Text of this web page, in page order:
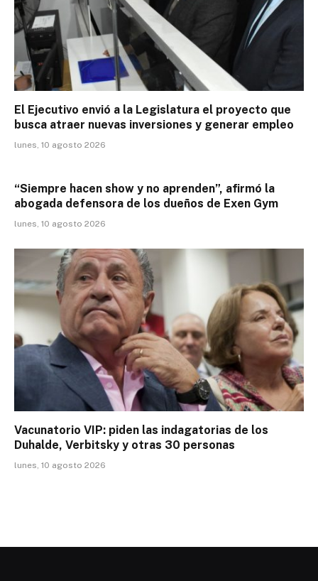
El Ejecutivo envió a la Legislatura el proyecto que
busca atraer nuevas inversiones y generar empleo
lunes, 10 agosto 2026
“Siempre hacen show y no aprenden”, afirmó la
abogada defensora de los dueños de Exen Gym
lunes, 10 agosto 2026
Vacunatorio VIP: piden las indagatorias de los
Duhalde, Verbitsky y otras 30 personas
lunes, 10 agosto 2026